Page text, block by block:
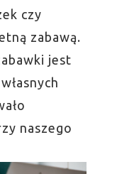
czy
zabawą.
jest
naszego